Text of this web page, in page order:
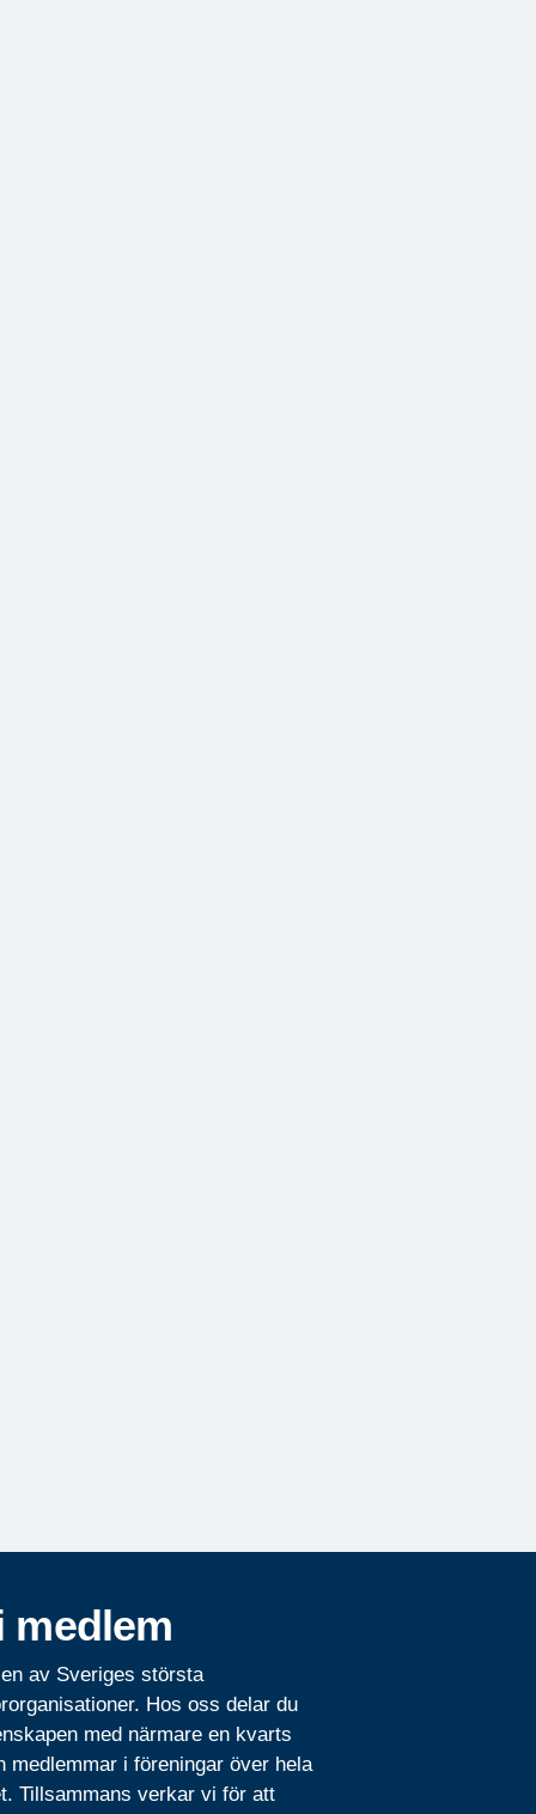
medlem
av Sveriges största
Hos oss delar du
med närmare en kvarts
medlemmar i föreningar över hela
Tillsammans verkar vi för att